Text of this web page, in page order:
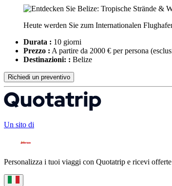
Heute werden Sie zum Internationalen
Durata : 10 giorni
Prezzo : A partire da 2000 € per persona
Destinazioni: : Belize
Richiedi un preventivo
Un sito di
Personalizza i tuoi viaggi con Quotatrip e ricevi